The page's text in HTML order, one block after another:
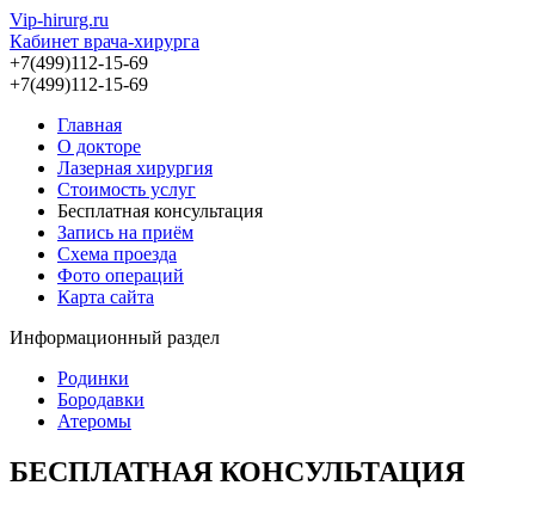
Vip-hirurg.ru
Кабинет врача-хирурга
+7(499)112-15-69
+7(499)112-15-69
Главная
О докторе
Лазерная хирургия
Стоимость услуг
Бесплатная консультация
Запись на приём
Схема проезда
Фото операций
Карта сайта
Информационный раздел
Родинки
Бородавки
Атеромы
БЕСПЛАТНАЯ КОНСУЛЬТАЦИЯ